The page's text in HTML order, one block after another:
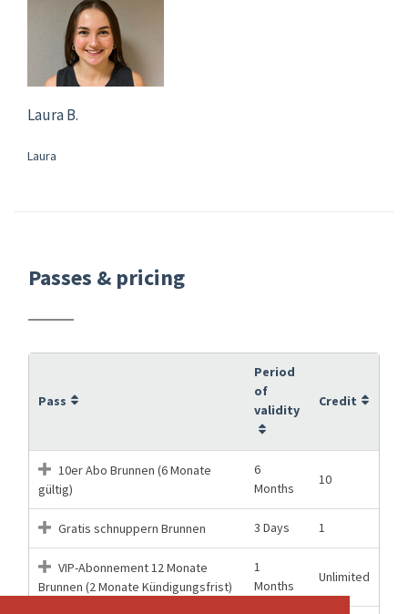
Laura B.
Laura
Passes & pricing
Pass
Period
of
validity
Credit
10er Abo Brunnen (6 Monate
gültig)
6
Months
10
Gratis schnuppern Brunnen 3 Days 1
VIP-Abonnement 12 Monate
Brunnen (2 Monate Kündigungsfrist)
1
Months
Unlimited